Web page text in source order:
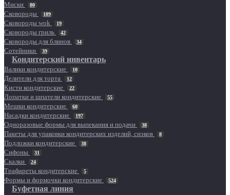
Миски 80
Сковороды 189
Сковороды wok 19
Сковороды гриль 42
Сковороды для блинов 34
Сотейники 39
Кондитерский инвентарь
Валики кондитерские 10
Делители для торта 12
Кисти кондитерские 22
Лопатки и шпатели кондитерские 55
Мешки кондитерские 60
Насадки кондитерские 197
Одноразовые формы для выпекания и подачи 38
Пакеты для упаковки кондитерских изделий, снэков 8
Подложки кондитерские 38
Сифоны 31
Скалки 24
Трафареты кондитерские 5
Формы и формочки кондитерские 524
Буфетная линия